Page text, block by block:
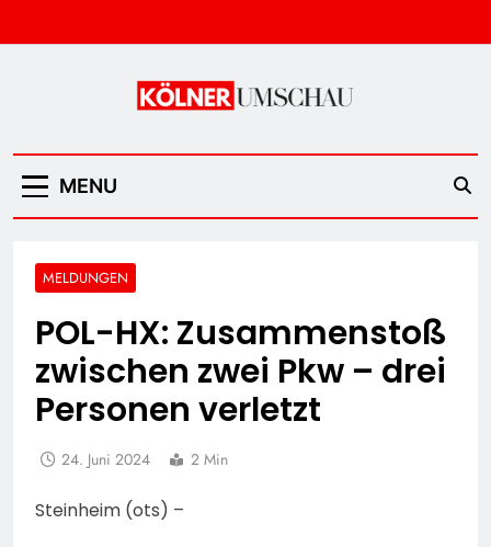
to
Kölner Umschau
MENU
MELDUNGEN
POL-HX: Zusammenstoß
zwischen zwei Pkw – drei
Personen verletzt
24. Juni 2024 2 Min
Steinheim (ots) –